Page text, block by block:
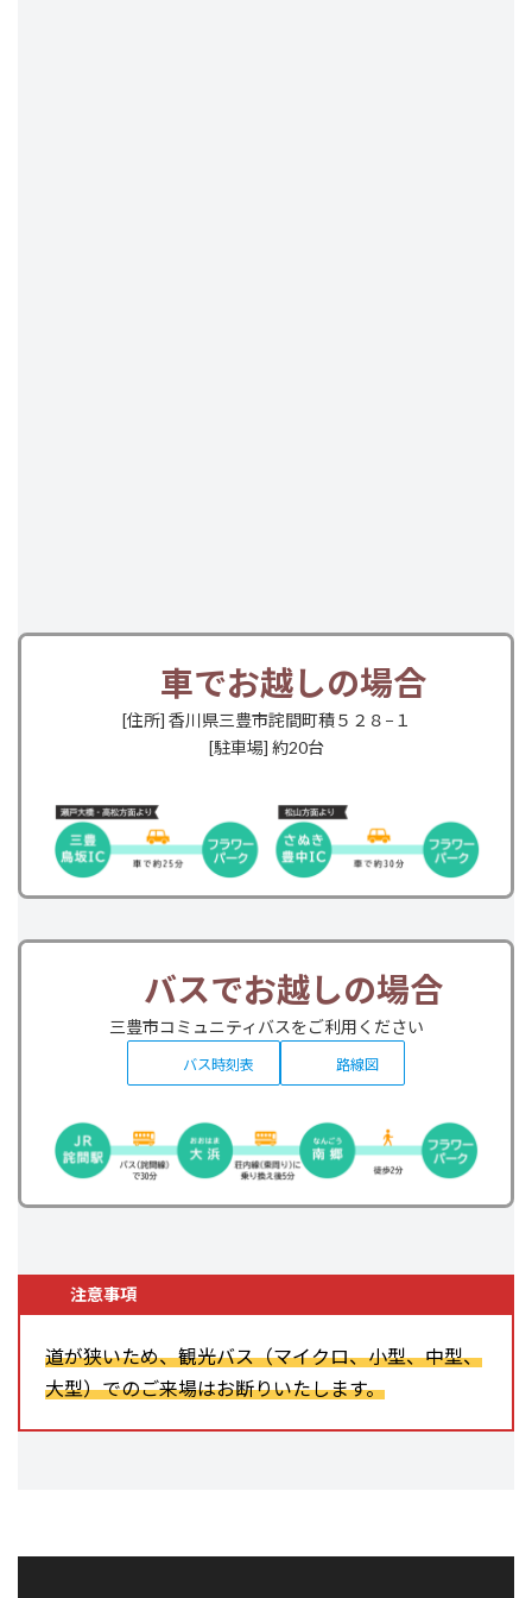
車でお越しの場合
[住所] 香川県三豊市詫間町積５２８−１
[駐車場] 約20台
バスでお越しの場合
三豊市コミュニティバスをご利用ください
バス時刻表 路線図
注意事項
道が狭いため、観光バス（マイクロ、小型、中型、
大型）でのご来場はお断りいたします。